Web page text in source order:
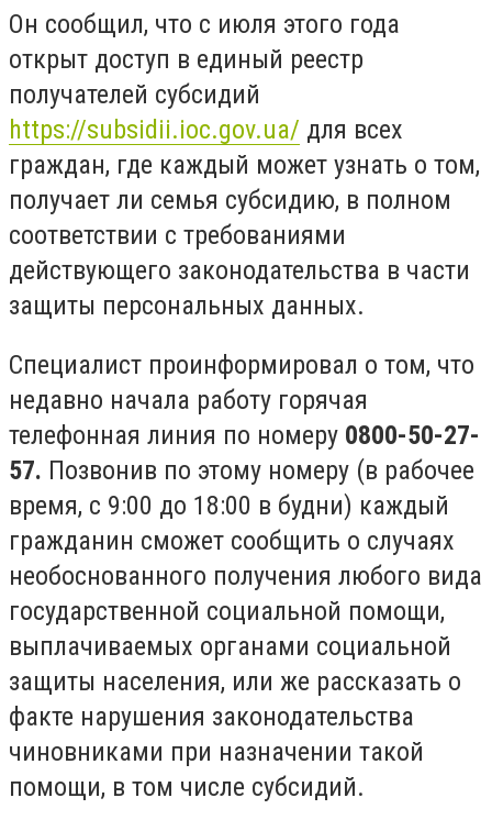
Он сообщил, что с июля этого года
открыт доступ в единый реестр
получателей субсидий
https://subsidii.ioc.gov.ua/ для всех
граждан, где каждый может узнать о том,
получает ли семья субсидию, в полном
соответствии с требованиями
действующего законодательства в части
защиты персональных данных.
Специалист проинформировал о том, что
недавно начала работу горячая
телефонная линия по номеру 0800-50-27-
57. Позвонив по этому номеру (в рабочее
время, с 9:00 до 18:00 в будни) каждый
гражданин сможет сообщить о случаях
необоснованного получения любого вида
государственной социальной помощи,
выплачиваемых органами социальной
защиты населения, или же рассказать о
факте нарушения законодательства
чиновниками при назначении такой
помощи, в том числе субсидий.